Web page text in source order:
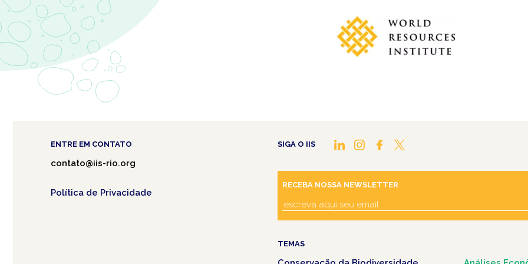
ENTRE EM CONTATO
contato@iis-rio.org
Política de Privacidade
SIGA O IIS
RECEBA NOSSA NEWSLETTER
TEMAS